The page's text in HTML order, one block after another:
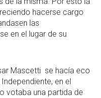
hacerse cargo
las
en el lugar de su
Mascetti se hacía eco
en el
votaba una partida de